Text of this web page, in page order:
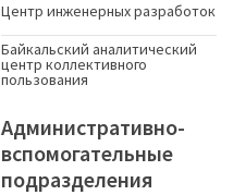
Центр инженерных разработок
Байкальский аналитический
центр коллективного
пользования
Административно-
вспомогательные
подразделения